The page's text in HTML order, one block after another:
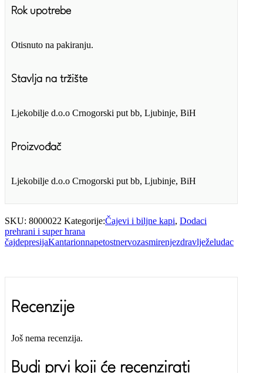
Rok upotrebe
Otisnuto na pakiranju.
Stavlja na tržište
Ljekobilje d.o.o Crnogorski put bb, Ljubinje, BiH
Proizvođač
Ljekobilje d.o.o Crnogorski put bb, Ljubinje, BiH
SKU: 8000022 Kategorije:Čajevi i biljne kapi, Dodaci
prehrani i super hrana
čajdepresijaKantarionnapetostnervozasmirenjezdravlježeludac
Recenzije
Još nema recenzija.
Budi prvi koji će recenzirati